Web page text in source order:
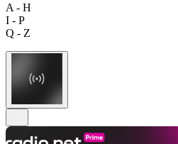
A - H
I - P
Q - Z